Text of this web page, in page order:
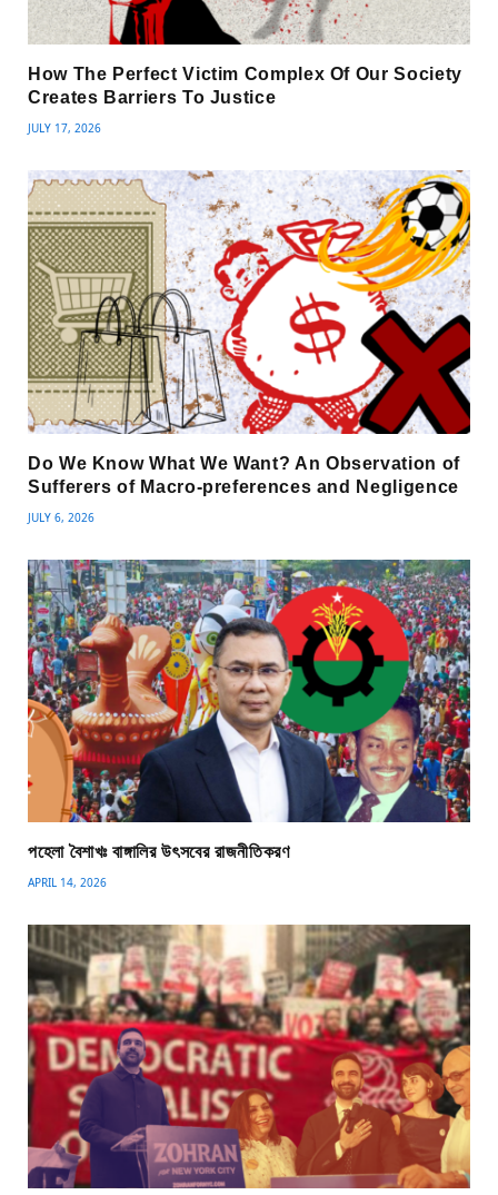
How The Perfect Victim Complex Of Our Society
Creates Barriers To Justice
JULY 17, 2026
Do We Know What We Want? An Observation of
Sufferers of Macro-preferences and Negligence
JULY 6, 2026
পহেলা বৈশাখঃ বাঙ্গালির উৎসবের রাজনীতিকরণ
APRIL 14, 2026